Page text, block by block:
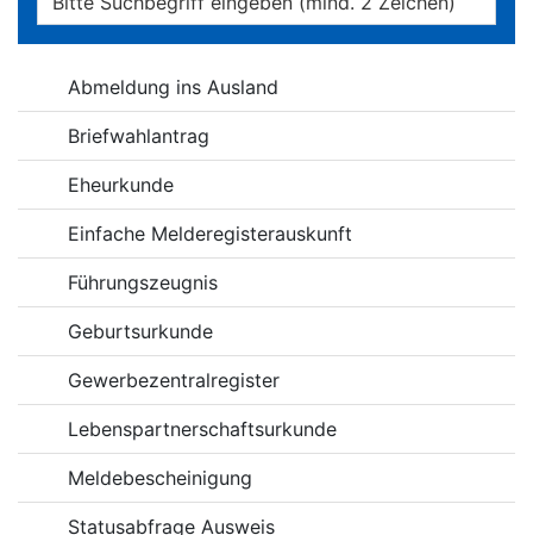
Abmeldung ins Ausland
Briefwahlantrag
Eheurkunde
Einfache Melderegisterauskunft
Führungszeugnis
Geburtsurkunde
Gewerbezentralregister
Lebenspartnerschaftsurkunde
Meldebescheinigung
Statusabfrage Ausweis